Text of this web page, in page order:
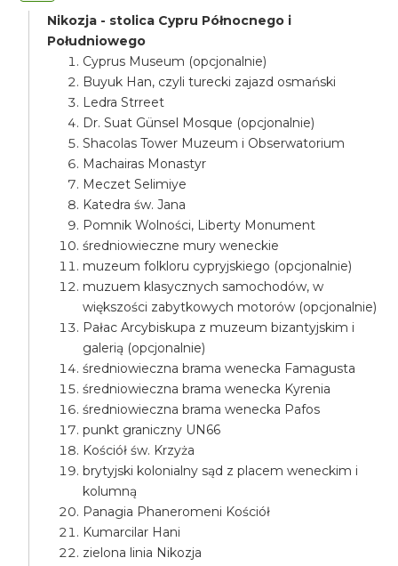
Nikozja - stolica Cypru Północnego i
Południowego
Cyprus Museum (opcjonalnie)
Buyuk Han, czyli turecki zajazd osmański
Ledra Strreet
Dr. Suat Günsel Mosque (opcjonalnie)
Shacolas Tower Muzeum i Obserwatorium
Machairas Monastyr
Meczet Selimiye
Katedra św. Jana
Pomnik Wolności, Liberty Monument
średniowieczne mury weneckie
muzeum folkloru cypryjskiego (opcjonalnie)
muzuem klasycznych samochodów, w
większości zabytkowych motorów (opcjonalnie)
Pałac Arcybiskupa z muzeum bizantyjskim i
galerią (opcjonalnie)
średniowieczna brama wenecka Famagusta
średniowieczna brama wenecka Kyrenia
średniowieczna brama wenecka Pafos
punkt graniczny UN66
Kościół św. Krzyża
brytyjski kolonialny sąd z placem weneckim i
kolumną
Panagia Phaneromeni Kościół
Kumarcilar Hani
zielona linia Nikozja